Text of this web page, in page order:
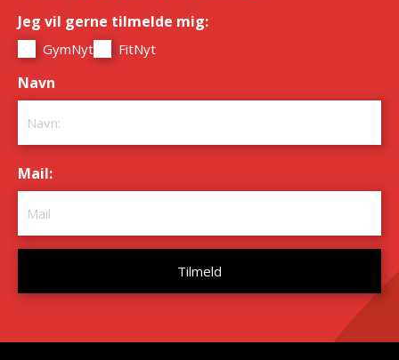
Jeg vil gerne tilmelde mig:
GymNyt FitNyt
Navn
Mail: